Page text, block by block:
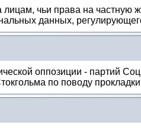
чьи права на частную
данных,
оппозиции - партий
по поводу прокладки